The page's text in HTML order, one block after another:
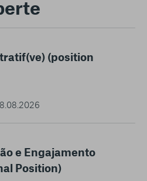
(position
e Engajamento
Position)